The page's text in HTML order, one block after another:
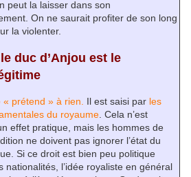
peut la laisser dans son
On ne saurait profiter de son long
la violenter.
duc d’Anjou est le
« prétend » à rien. Il est saisi par les
du royaume . Cela n’est
effet pratique, mais les hommes de
ne doivent pas ignorer l’état du
Si ce droit est bien peu politique
nationalités, l’idée royaliste en général